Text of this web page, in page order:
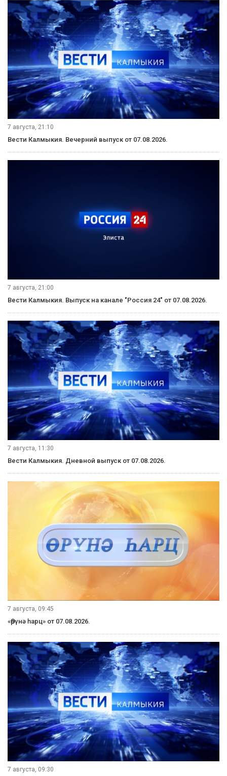
7 августа, 21:10
Вести Калмыкия. Вечерний выпуск от 07.08.2026.
7 августа, 21:00
Вести Калмыкия. Выпуск на канале "Россия 24" от 07.08.2026.
7 августа, 11:30
Вести Калмыкия. Дневной выпуск от 07.08.2026.
7 августа, 09:45
«Өрүнә һарц» от 07.08.2026.
7 августа, 09:30